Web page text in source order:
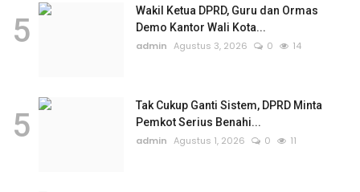
5
Wakil Ketua DPRD, Guru dan Ormas
Demo Kantor Wali Kota...
admin Agustus 3, 2026 0 14
5
Tak Cukup Ganti Sistem, DPRD Minta
Pemkot Serius Benahi...
admin Agustus 1, 2026 0 11